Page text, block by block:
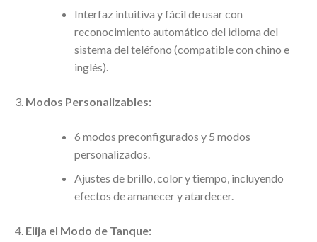
Interfaz intuitiva y fácil de usar con
reconocimiento automático del idioma del
sistema del teléfono (compatible con chino e
inglés).
Modos Personalizables:
6 modos preconfigurados y 5 modos
personalizados.
Ajustes de brillo, color y tiempo, incluyendo
efectos de amanecer y atardecer.
Elija el Modo de Tanque: